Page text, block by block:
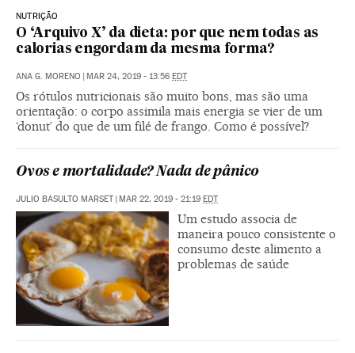
NUTRIÇÃO
O ‘Arquivo X’ da dieta: por que nem todas as
calorias engordam da mesma forma?
ANA G. MORENO | MAR 24, 2019 - 13:56 EDT
Os rótulos nutricionais são muito bons, mas são uma
orientação: o corpo assimila mais energia se vier de um
‘donut’ do que de um filé de frango. Como é possível?
Ovos e mortalidade? Nada de pânico
JULIO BASULTO MARSET | MAR 22, 2019 - 21:19 EDT
Um estudo associa de
maneira pouco consistente o
consumo deste alimento a
problemas de saúde